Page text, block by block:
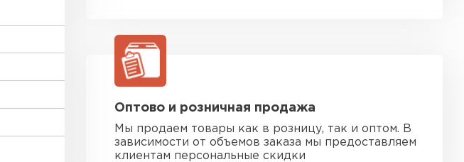
Оптово и розничная продажа
Мы продаем товары как в розницу, так и оптом. В
зависимости от объемов заказа мы предоставляем
клиентам персональные скидки